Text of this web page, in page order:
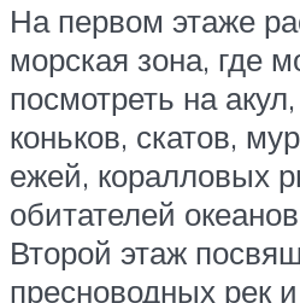
На первом этаже
морская зона, где
посмотреть на
коньков, скатов,
ежей, коралловых
обитателей
Второй этаж
пресноводных рек